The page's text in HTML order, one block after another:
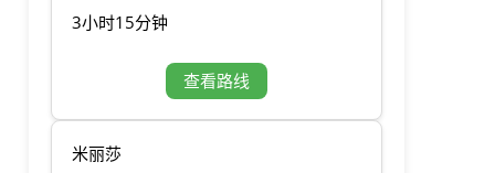
3小时15分钟
查看路线
米丽莎